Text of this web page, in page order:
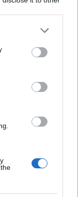
or more Google
You may click to
party tags to
in below Google
ami